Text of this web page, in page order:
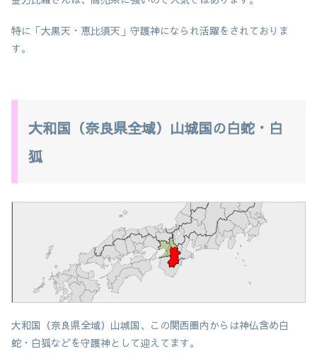
特に「大黒天・恵比須天」守護神になられ活躍をされておりま
す。
大和国（奈良県全域）山城国の白蛇・白
狐
大和国（奈良県全域）山城国、この関西圏内からは神仏含め白
蛇・白狐などを守護神として迎えてます。